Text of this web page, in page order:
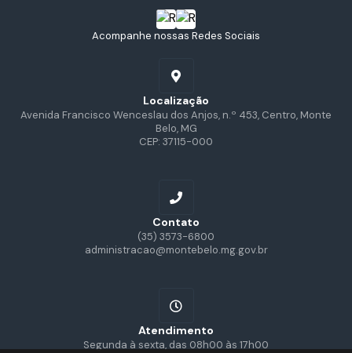
Acompanhe nossas Redes Sociais
Localização
Avenida Francisco Wenceslau dos Anjos, n.º 453, Centro, Monte
Belo, MG
CEP: 37115-000
Contato
(35) 3573-6800
administracao@montebelo.mg.gov.br
Atendimento
Segunda à sexta, das 08h00 às 17h00